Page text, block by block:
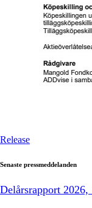
Release
Senaste pressmeddelanden
Delårsrapport